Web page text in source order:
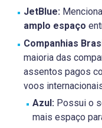
JetBlue:
amplo espaço
Companhias
maioria das
assentos pagos
voos
Azul: Possui o
mais espaço